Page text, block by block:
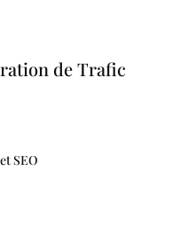
de Trafic
SEO